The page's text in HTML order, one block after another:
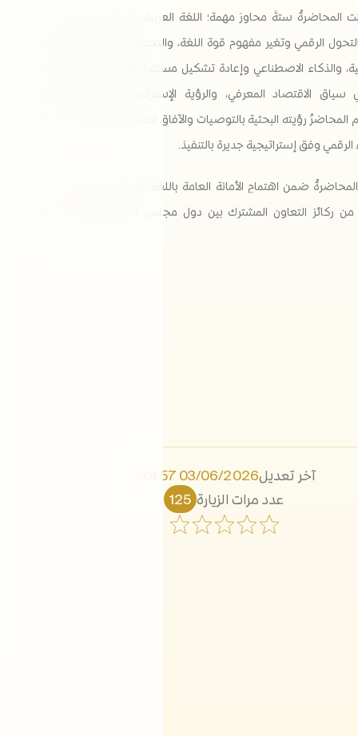
المحاضرةُ ستةَ محاورَ مهمة؛ اللغة العربية في السياق الحضاري
الرقمي وتغير مفهوم قوة اللغة، والتحديات التقنية التي تواجه
والذكاء الاصطناعي وإعادة تشكيل مستقبل اللغة العربية، واللغة
سياق الاقتصاد المعرفي، والرؤية الإستراتيجية لمستقبل اللغة
المحاضرُ رؤيته البحثية بالتوصيات والآفاق المستقبلية لتجذير العربية
وفق إستراتيجية جديرة بالتنفيذ.
ضمن اهتمامِ الأمانة العامة باللغة العربية وقضاياها، التي
من ركائز التعاون المشترك بين دول مجلس التعاون لدول الخليج
آخر تعديل03/06/2026 01:57 م
عدد مرات الزيارة 125